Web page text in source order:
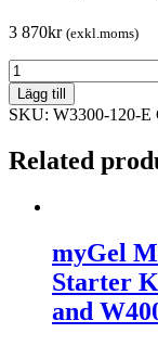
3 870kr (exkl.moms)
Accuris™
Compact
Balance,
120
readability
230V
Lägg till
SKU: W3300-120-E
Related
myGel
Starter
and